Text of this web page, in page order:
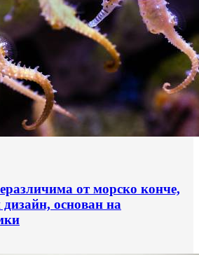
от морско конче,
основан на